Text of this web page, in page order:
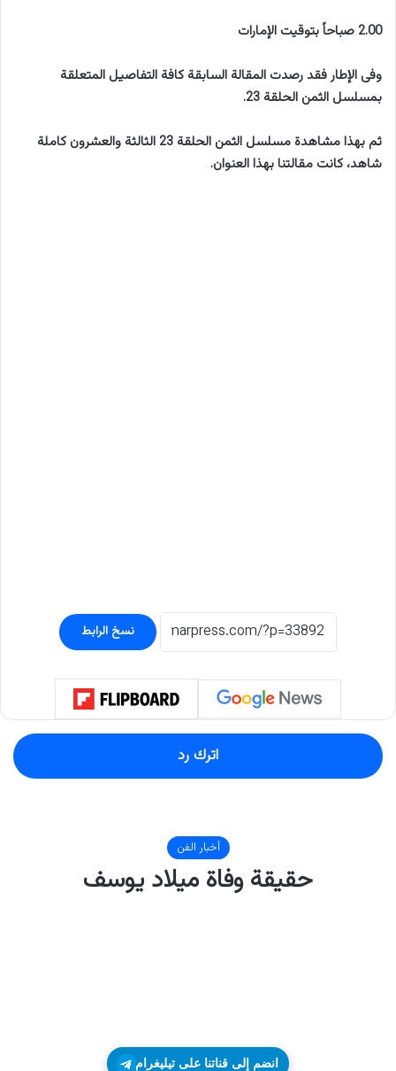
2.00 صباحاً بتوقيت الإمارات
وفى الإطار فقد رصدت المقالة السابقة كافة التفاصيل المتعلقة
بمسلسل الثمن الحلقة 23.
ثم بهذا مشاهدة مسلسل الثمن الحلقة 23 الثالثة والعشرون كاملة
شاهد، كانت مقالتنا بهذا العنوان.
نسخ الرابط
اترك رد
انضم إلى قناتنا على تيليغرام